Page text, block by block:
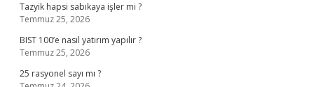
Tazyik hapsi sabıkaya işler mi ?
Temmuz 25, 2026
BIST 100’e nasıl yatırım yapılır ?
Temmuz 25, 2026
25 rasyonel sayı mı ?